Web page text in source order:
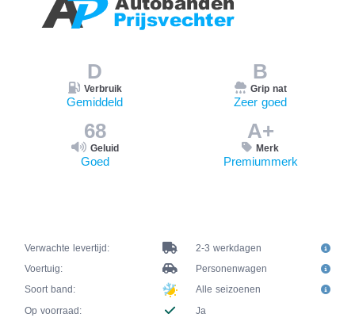
D
Verbruik
Gemiddeld
B
Grip nat
Zeer goed
68
Geluid
Goed
A+
Merk
Premiummerk
Verwachte levertijd:
2-3 werkdagen
Voertuig:
Personenwagen
Soort band:
Alle seizoenen
Op voorraad:
Ja